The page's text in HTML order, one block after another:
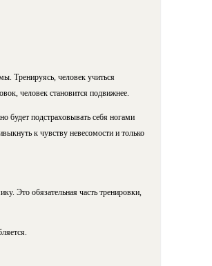
Тренируясь, человек учиться
человек становится подвижнее.
будет подстраховывать себя ногами
к чувству невесомости и только
Это обязательная часть тренировки,